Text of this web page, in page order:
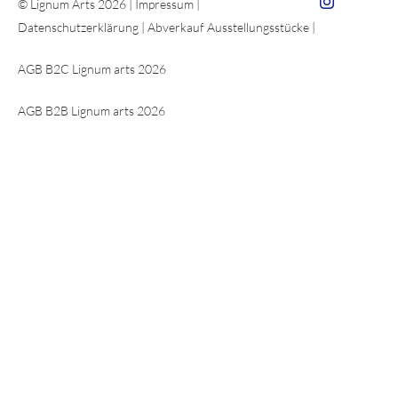
© Lignum Arts 2026 | Impressum |
Datenschutzerklärung | Abverkauf Ausstellungsstücke |
AGB B2C Lignum arts 2026
AGB B2B Lignum arts 2026